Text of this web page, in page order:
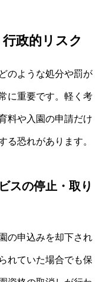
政的リスク
のような処分や罰が
に重要です。軽く考
料や入園の申請だけ
る恐れがあります。
スの停止・取り
の申込みを却下され
れていた場合でも保